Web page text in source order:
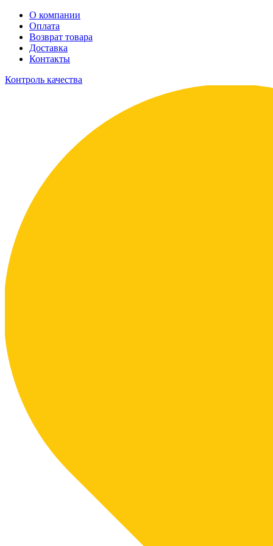
О компании
Оплата
Возврат товара
Доставка
Контакты
Контроль качества